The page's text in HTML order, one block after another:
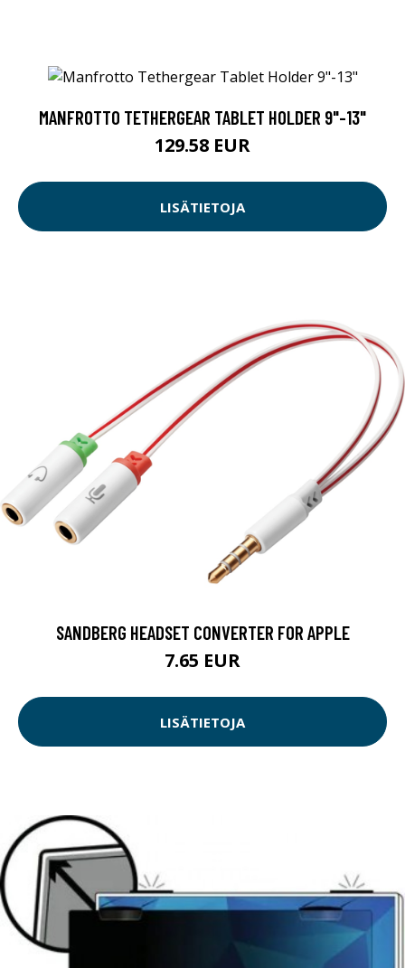
MANFROTTO TETHERGEAR TABLET HOLDER 9"-13"
129.58 EUR
LISÄTIETOJA
SANDBERG HEADSET CONVERTER FOR APPLE
7.65 EUR
LISÄTIETOJA